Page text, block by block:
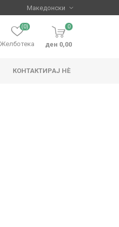
Желботека
(0) 0
ден 0,00
КОНТАКТИРАЈ НЀ